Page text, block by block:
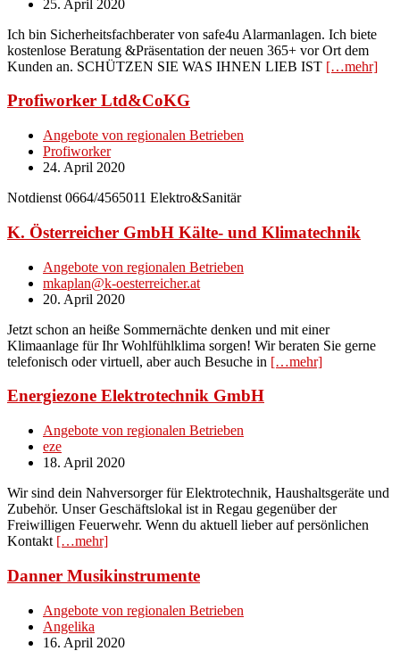
25. April 2020
Ich bin Sicherheitsfachberater von safe4u Alarmanlagen. Ich biete
kostenlose Beratung &Präsentation der neuen 365+ vor Ort dem
Kunden an. SCHÜTZEN SIE WAS IHNEN LIEB IST […mehr]
Profiworker Ltd&CoKG
Angebote von regionalen Betrieben
Profiworker
24. April 2020
Notdienst 0664/4565011 Elektro&Sanitär
K. Österreicher GmbH Kälte- und Klimatechnik
Angebote von regionalen Betrieben
mkaplan@k-oesterreicher.at
20. April 2020
Jetzt schon an heiße Sommernächte denken und mit einer
Klimaanlage für Ihr Wohlfühlklima sorgen! Wir beraten Sie gerne
telefonisch oder virtuell, aber auch Besuche in […mehr]
Energiezone Elektrotechnik GmbH
Angebote von regionalen Betrieben
eze
18. April 2020
Wir sind dein Nahversorger für Elektrotechnik, Haushaltsgeräte und
Zubehör. Unser Geschäftslokal ist in Regau gegenüber der
Freiwilligen Feuerwehr. Wenn du aktuell lieber auf persönlichen
Kontakt […mehr]
Danner Musikinstrumente
Angebote von regionalen Betrieben
Angelika
16. April 2020